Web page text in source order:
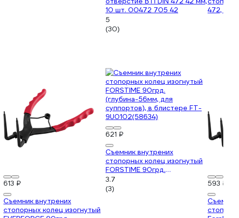
10 шт. 00472 705 42
5
(30)
472, 10
613 ₽
Съемник внутрених
стопорных колец изогнутый
621 ₽
Съемник внутрених
стопорных колец изогнутый
FORSTIME 90грд.
(глубина-56мм, для
суппортов), в блистере FT-
3.7
(3)
593 ₽
Съемник